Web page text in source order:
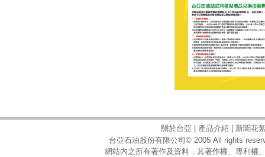
關於台亞 產品介紹
新聞花
台亞石油股份有限公司© 2005 All rights
網站內之所有著作及資料，其著作權、專利權